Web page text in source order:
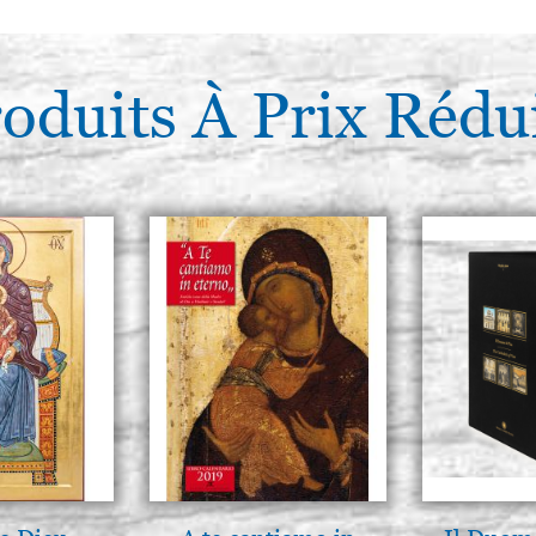
À Prix